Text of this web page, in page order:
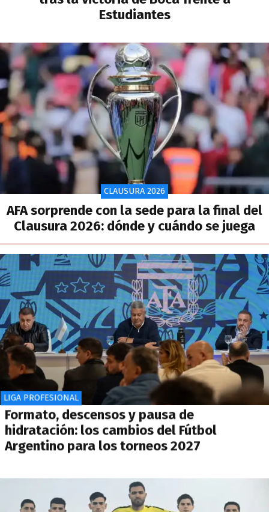
Estudiantes
CLAUSURA 2026
AFA sorprende con la sede para la final del
Clausura 2026: dónde y cuándo se juega
LIGA PROFESIONAL
Formato, descensos y pausa de
hidratación: los cambios del Fútbol
Argentino para los torneos 2027